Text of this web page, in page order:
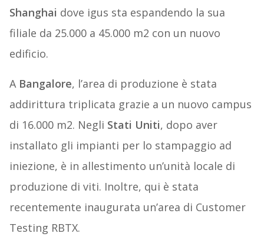
Shanghai dove igus sta espandendo la sua
filiale da 25.000 a 45.000 m2 con un nuovo
edificio.
ABangalore, l’area di produzione è stata
addirittura triplicata grazie a un nuovo campus
di 16.000 m2. Negli Stati Uniti, dopo aver
installato gli impianti per lo stampaggio ad
iniezione, è in allestimento un’unità locale di
produzione di viti. Inoltre, qui è stata
recentemente inaugurata un’area di Customer
Testing RBTX.